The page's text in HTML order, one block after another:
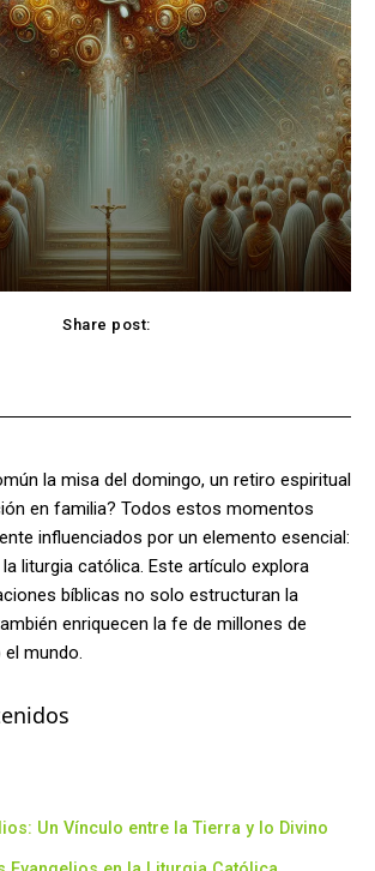
Share post:
la misa del domingo, un retiro espiritual
en familia? Todos estos momentos
influenciados por un elemento esencial:
liturgia católica. Este artículo explora
bíblicas no solo estructuran la
enriquecen la fe de millones de
mundo.
Un Vínculo entre la Tierra y lo Divino